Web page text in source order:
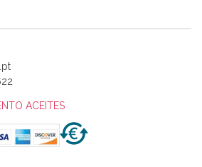
Alexandra Morais
meus tecidos chegaram hoje. Muito
que dá um jeitaço pras minhas linhas
pões nos tecidos, mas que cheiram
... cheiram! :) Muito Obrigada.
ACEITES